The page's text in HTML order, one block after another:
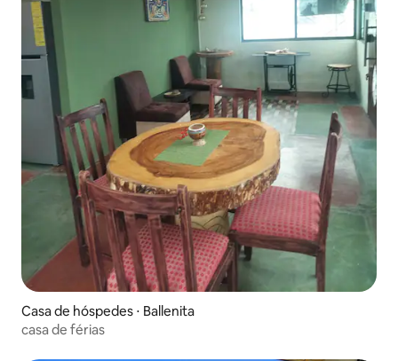
Casa de hóspedes ⋅ Ballenita
casa de férias